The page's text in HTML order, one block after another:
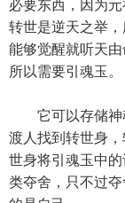
必要东西，因为元
转世是逆天之举
能够觉醒就听天由
所以需要引魂玉。
它可以存储神魂
渡人找到转世身，
世身将引魂玉中
类夺舍，只不过夺